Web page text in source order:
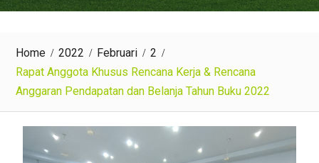
Home 2022 Februari
2
Rapat Anggota Khusus Rencana Kerja & Rencana
Anggaran Pendapatan dan Belanja Tahun Buku 2022